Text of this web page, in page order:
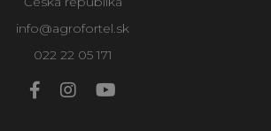
info@agrofortel.sk
022 22 05 171